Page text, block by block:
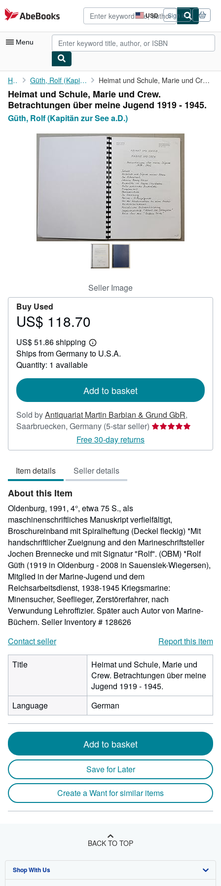
Skip to main content
AbeBooks.com USD
Site
shopping
preferences
Sign in
Menu
My Account
My Purchases
Advanced Search
Browse Collections
Rare Books
CLOSE
Home Güth, Rolf (Kapitän zur See a.D.) Heimat und Schule, Marie und Crew. Betrachtungen über meine ...
Heimat und Schule, Marie und Crew.
Betrachtungen über meine Jugend 1919 - 1945.
Güth, Rolf (Kapitän zur See a.D.)
Seller Image
Buy Used
Price
118.70
US$ 118.70
US$ 51.86 shipping
Learn
more
Ships from Germany to U.S.A.
Quantity: 1 available
Add to basket
Sold byAntiquariat Martin Barbian & Grund GbR,
Saarbruecken, Germany (5-star seller) Seller
5
Free 30-day returns
Item details Seller details
About this Item
Oldenburg, 1991, 4°, etwa 75 S., als
maschinenschriftliches Manuskript verfielfältigt,
Broschureinband mit Spiralheftung (Deckel fleckig) *Mit
handschriftlicher Zueignung and den Marineschriftsteller
Jochen Brennecke und mit Signatur "Rolf". (OBM) *Rolf
Güth (1919 in Oldenburg - 2008 in Sauensiek-Wiegersen),
Mitglied in der Marine-Jugend und dem
Reichsarbeitsdienst, 1938-1945 Kriegsmarine:
Minensucher, Seeflieger, Zerstörerfahrer, nach
Verwundung Lehroffizier. Später auch Autor von Marine-
Büchern. Seller Inventory # 128626
Contact seller
Report this item
Title
Heimat und Schule, Marie und
Crew. Betrachtungen über meine
Jugend 1919 - 1945.
Language
German
Add to basket
Save for Later
Create a Want for similar items
BACK TO TOP
Shop With Us